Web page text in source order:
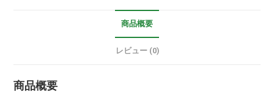
商品概要
レビュー (0)
商品概要